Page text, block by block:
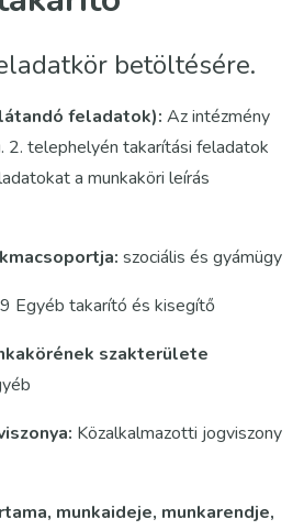
betöltésére.
feladatok): Az intézmény
2. telephelyén takarítási feladatok
a munkaköri leírás
szociális és gyámügy
Egyéb takarító és kisegítő
szakterülete
Közalkalmazotti jogviszony
munkaideje, munkarendje,